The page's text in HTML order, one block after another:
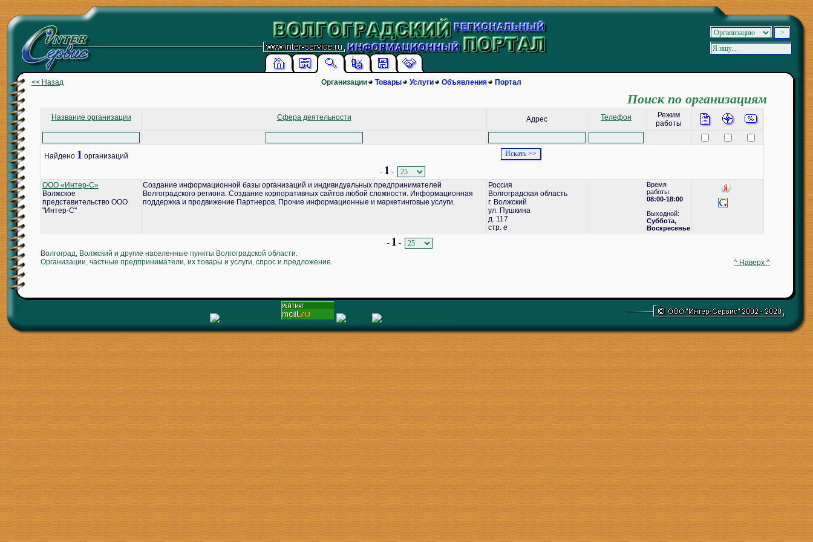
<< Назад Организации Товары Услуги Объявления Портал
Поиск по организациям
Название организации Сфера деятельности Адрес Телефон
Режим
работы
Найдено 1 организаций
- 1 -
ООО «Интер-С»
Волжское
представительство ООО
"Интер-С"
Создание информационной базы организаций и индивидуальных предпринимателей
Волгоградского региона. Создание корпоративных сайтов любой сложности. Информационная
поддержка и продвижение Партнеров. Прочие информационные и маркетинговые услуги.
Россия
Волгоградская область
г. Волжский
ул. Пушкина
д. 117
стр. е
Время
работы:
08:00-18:00
Выходной:
Суббота,
Воскресенье
- 1 -
Волгоград, Волжский и другие населенные пункты Волгоградской области.
Организации, частные предприниматели, их товары и услуги, спрос и предложение.
^ Наверх ^